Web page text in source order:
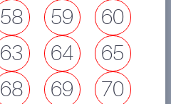
58 59
60
63 64
65
68 69
70